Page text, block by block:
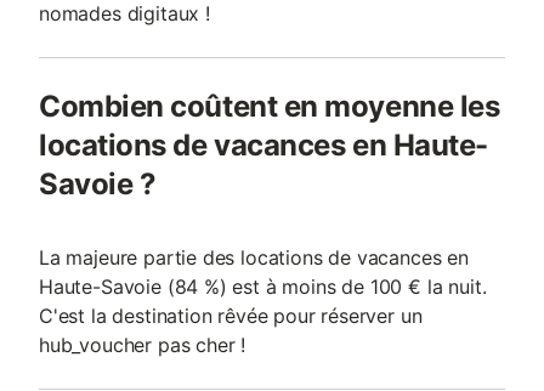
nomades digitaux !
Combien coûtent en moyenne les
locations de vacances en Haute-
Savoie ?
La majeure partie des locations de vacances en
Haute-Savoie (84 %) est à moins de 100 € la nuit.
C'est la destination rêvée pour réserver un
hub_voucher pas cher !